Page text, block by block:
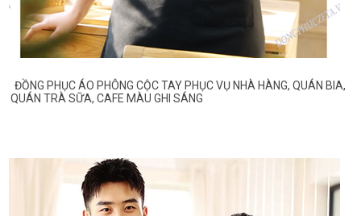
ĐỒNG PHỤC ÁO PHÔNG CỘC TAY PHỤC VỤ NHÀ HÀNG, QUÁN BIA,
QUÁN TRÀ SỮA, CAFE MÀU GHI SÁNG